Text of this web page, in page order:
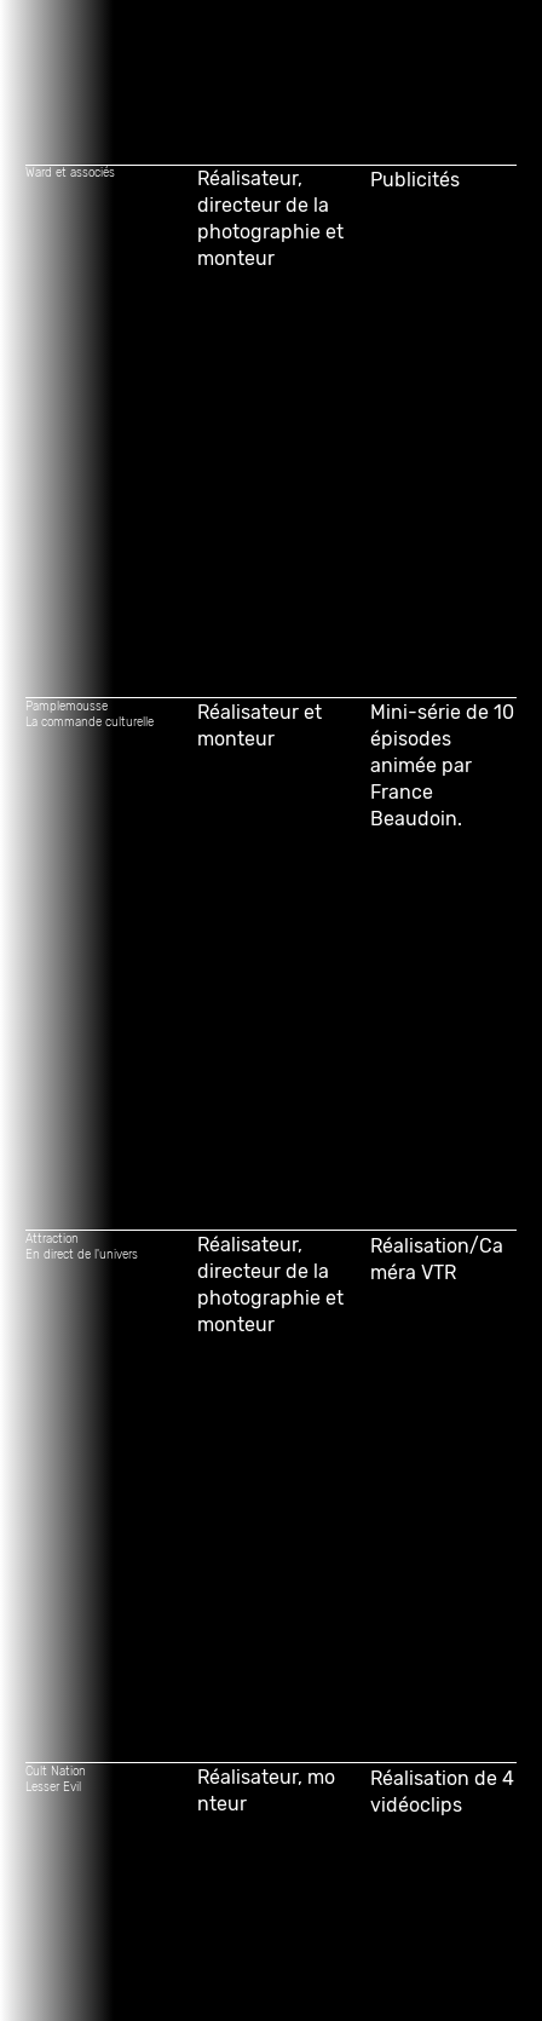
Ward et associés
Réalisateur,
directeur de la
photographie et
monteur
Publicités
Pamplemousse
La commande culturelle
Réalisateur et
monteur
Mini-série de 10
épisodes
animée par
France
Beaudoin.
Attraction
En direct de l'univers
Réalisateur,
directeur de la
photographie et
monteur
Réalisation/Ca
méra VTR
Cult Nation
Lesser Evil
Réalisateur, mo
nteur
Réalisation de 4
vidéoclips